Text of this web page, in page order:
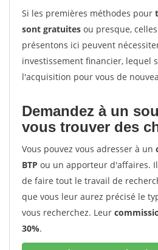
Si les premières méthodes pour
sont gratuites ou presque,
présentons ici peuvent
investissement financier, lequel
l'acquisition pour vous de
Demandez à un
vous trouver des
Vous pouvez vous adresser à un
BTP ou un apporteur d'affaires.
de faire tout le travail de
que vous leur aurez précisé le
vous recherchez. Leur
30%.